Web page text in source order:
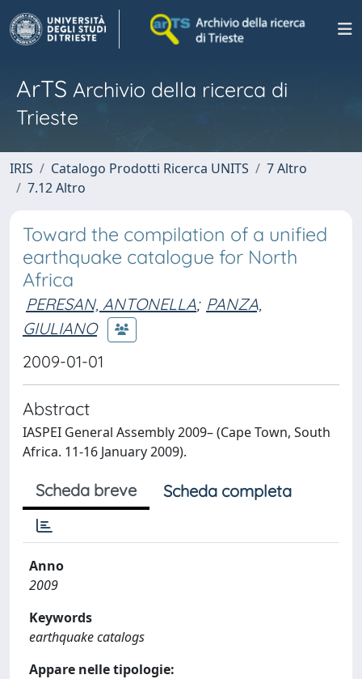
ArTS Archivio della ricerca di
Trieste
IRIS Catalogo Prodotti Ricerca UNITS
7 Altro
7.12 Altro
Toward the compilation of a unified
earthquake catalogue for North
Africa
PERESAN, ANTONELLA; PANZA,
GIULIANO
2009-01-01
Abstract
IASPEI General Assembly 2009– (Cape Town, South
Africa. 11-16 January 2009).
Scheda breve Scheda completa
Anno
2009
Keywords
earthquake catalogs
Appare nelle tipologie: